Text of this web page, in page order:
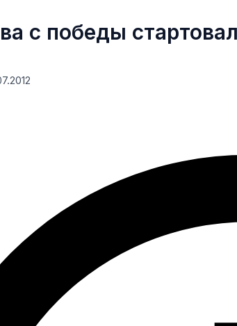
с победы